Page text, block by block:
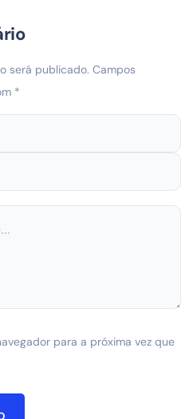
será publicado. Campos
*
para a próxima vez que